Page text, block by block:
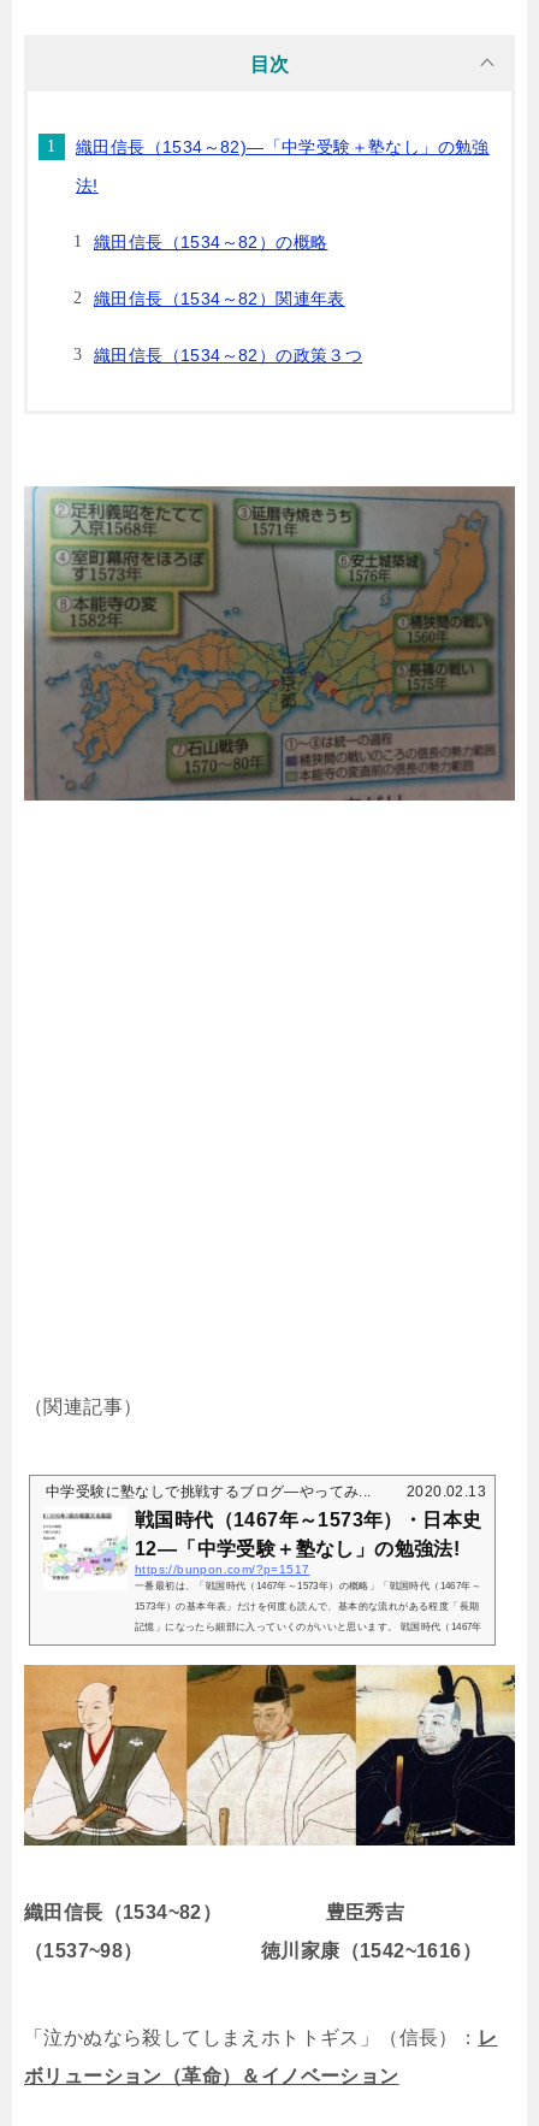
目次
織田信長（1534～82)―「中学受験＋塾なし」の勉強
法!
織田信長（1534～82）の概略
織田信長（1534～82）関連年表
織田信長（1534～82）の政策３つ
（関連記事）
中学受験に塾なしで挑戦するブログ―やってみ... 2020.02.13
戦国時代（1467年～1573年）・日本史
12―「中学受験＋塾なし」の勉強法!
https://bunpon.com/?p=1517
一番最初は、「戦国時代（1467年～1573年）の概略」「戦国時代（1467年～
1573年）の基本年表」だけを何度も読んで、基本的な流れがある程度「長期
記憶」になったら細部に入っていくのがいいと思います。 戦国時代（1467年
～1573年）の概略時は戦国。応仁の乱（1...
織田信長（1534~82） 豊臣秀吉
（1537~98） 徳川家康（1542~1616）
「泣かぬなら殺してしまえホトトギス」（信長）： レ
ボリューション（革命）＆イノベーション